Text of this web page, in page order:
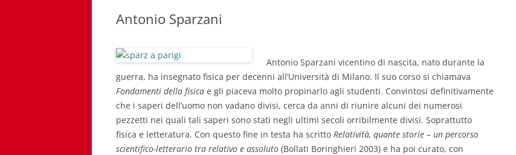
KIKA BOHR
MATTEO TELARA
MONICA MAZZITELLI
Antonio Sparzani
Antonio Sparzani vicentino di nascita, nato durante la
guerra, ha insegnato fisica per decenni all’Università di Milano. Il suo corso si chiamava
Fondamenti della fisica e gli piaceva molto propinarlo agli studenti. Convintosi definitivamente
che i saperi dell’uomo non vadano divisi, cerca da anni di riunire alcuni dei numerosi
pezzetti nei quali tali saperi sono stati negli ultimi secoli orribilmente divisi. Soprattutto
fisica e letteratura. Con questo fine in testa ha scritto Relatività, quante storie – un percorso
scientifico-letterario tra relativo e assoluto (Bollati Boringhieri 2003) e ha poi curato, con